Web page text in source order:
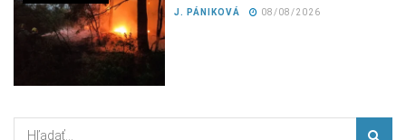
J. PÁNIKOVÁ 08/08/2026